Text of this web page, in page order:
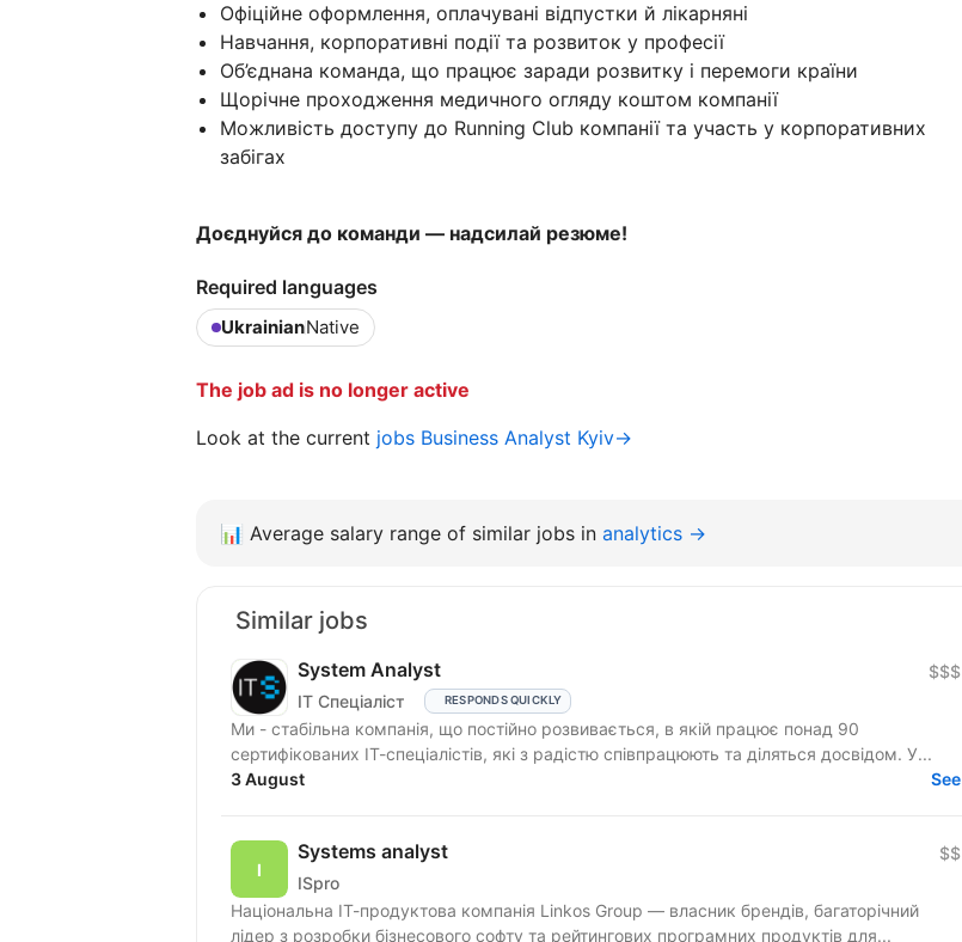
Офіційне оформлення, оплачувані відпустки й лікарняні
Навчання, корпоративні події та розвиток у професії
Об’єднана команда, що працює заради розвитку і перемоги країни
Щорічне проходження медичного огляду коштом компанії
Можливість доступу до Running Club компанії та участь у корпоративних
забігах
Доєднуйся до команди — надсилай резюме!
Required languages
UkrainianNative
The job ad is no longer active
Look at the current jobs Business Analyst Kyiv→
📊 Average salary range of similar jobs in analytics →
Similar jobs
System Analyst
IT Спеціаліст RESPONDS QUICKLY
$$$
Ми - стабільна компанія, що постійно розвивається, в якій працює понад 90
сертифікованих ІТ-спеціалістів, які з радістю співпрацюють та діляться досвідом. У...
3 August
See
Systems analyst
ISpro
$$
Національна ІТ-продуктова компанія Linkos Group — власник брендів, багаторічний
лідер з розробки бізнесового софту та рейтингових програмних продуктів для...